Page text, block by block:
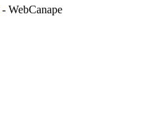
- WebCanape